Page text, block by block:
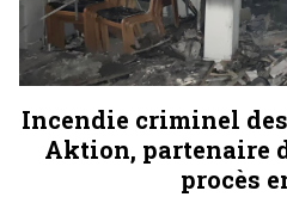
Incendie criminel
Aktion, partenaire
procès